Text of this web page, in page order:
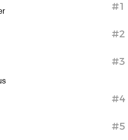
#1
#2
#3
#4
#5